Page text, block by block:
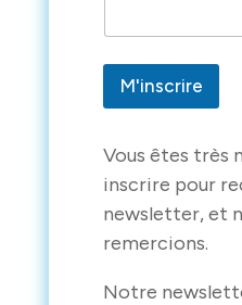
l
E
a
l
M'inscrire
Vous êtes très
inscrire pour
newsletter, et
remercions.
Notre